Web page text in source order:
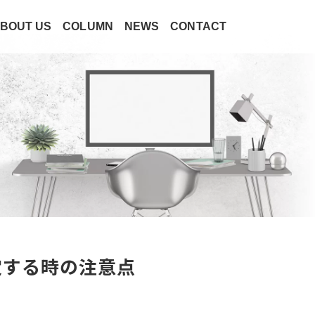
US COLUMN NEWS CONTACT
る時の注意点